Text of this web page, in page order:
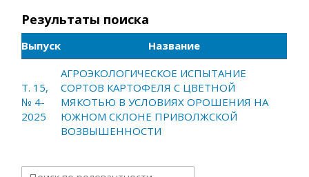
Результаты поиска
Выпуск Название
Т. 15,
№ 4-
2025
АГРОЭКОЛОГИЧЕСКОЕ ИСПЫТАНИЕ
СОРТОВ КАРТОФЕЛЯ С ЦВЕТНОЙ
МЯКОТЬЮ В УСЛОВИЯХ ОРОШЕНИЯ НА
ЮЖНОМ СКЛОНЕ ПРИВОЛЖСКОЙ
ВОЗВЫШЕННОСТИ